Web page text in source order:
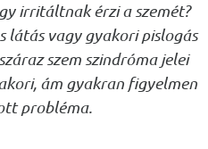
irritáltnak érzi a szemét?
látás vagy gyakori pislogás
szem szindróma jelei
ám gyakran figyelmen
probléma.